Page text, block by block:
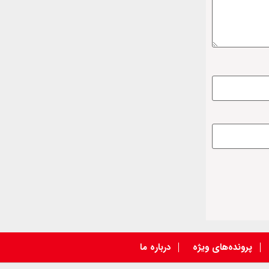
پرونده‌های ویژه درباره ما